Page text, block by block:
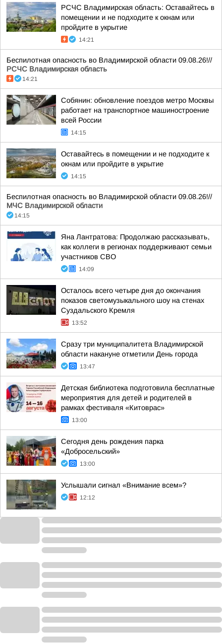
РСЧС Владимирская область: Оставайтесь в
помещении и не подходите к окнам или
пройдите в укрытие
14:21
Беспилотная опасность во Владимирской области 09.08.26!//
РСЧС Владимирская область
14:21
Собянин: обновление поездов метро Москвы
работает на транспортное машиностроение
всей России
14:15
Оставайтесь в помещении и не подходите к
окнам или пройдите в укрытие
14:15
Беспилотная опасность во Владимирской области 09.08.26!//
МЧС Владимирской области
14:15
Яна Лантратова: Продолжаю рассказывать,
как коллеги в регионах поддерживают семьи
участников СВО
14:09
Осталось всего четыре дня до окончания
показов светомузыкального шоу на стенах
Суздальского Кремля
13:52
Сразу три муниципалитета Владимирской
области накануне отметили День города
13:47
Детская библиотека подготовила бесплатные
мероприятия для детей и родителей в
рамках фестиваля «Китоврас»
13:00
Сегодня день рождения парка
«Добросельский»
13:00
Услышали сигнал «Внимание всем»?
12:12